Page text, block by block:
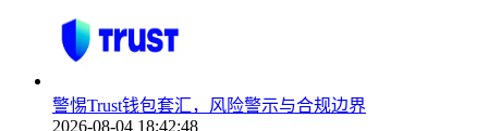
警惕Trust钱包套汇，风险警示与合规边界
2026-08-04 18:42:48